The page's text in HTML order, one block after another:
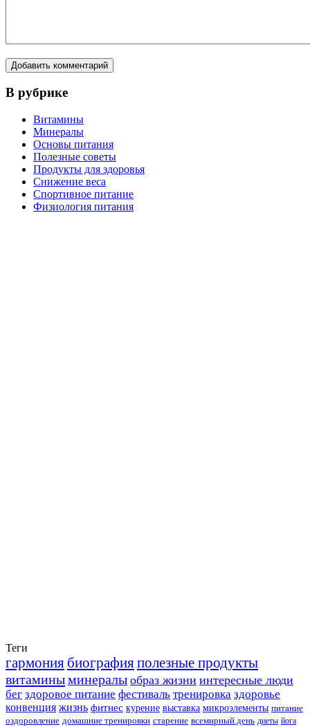
В рубрике
Витамины
Минералы
Основы питания
Полезные советы
Продукты для здоровья
Снижение веса
Спортивное питание
Физиология питания
Теги
гармония биографияполезные продукты
витаминыминералы образ жизни интересные люди
бег здоровое питание фестиваль тренировка здоровье
конвенция жизнь фитнес курение выставка микроэлементы питание
оздоровление домашние тренировки старение всемирный день диеты йога